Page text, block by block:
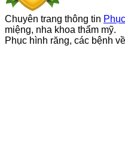
Chuyên trang thông tin
miệng, nha khoa thẩm mỹ.
Phục hình răng, các bệnh